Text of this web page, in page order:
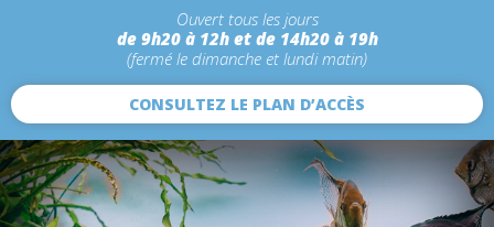
Ouvert tous les jours
de 9h20 à 12h et de 14h20 à 19h
(fermé le dimanche et lundi matin)
CONSULTEZ LE PLAN D’ACCÈS